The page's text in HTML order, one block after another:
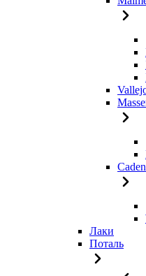
Лаки
Поталь